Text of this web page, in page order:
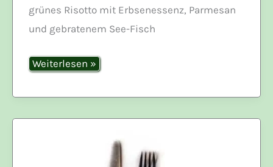
grünes Risotto mit Erbsenessenz, Parmesan
und gebratenem See-Fisch
Erbsenrisotto
mit
Weiterlesen »